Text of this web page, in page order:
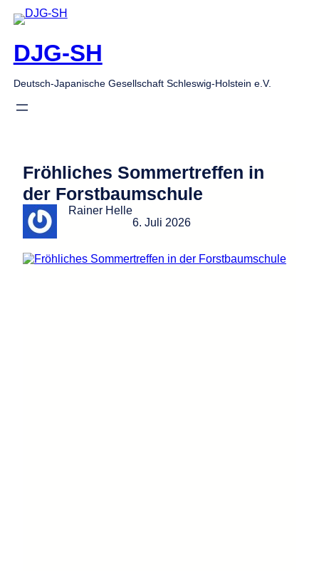
Zum
Inhalt
DJG-SH
Deutsch-Japanische Gesellschaft Schleswig-Holstein e.V.
Fröhliches Sommertreffen in
der Forstbaumschule
Rainer Helle
6. Juli 2026